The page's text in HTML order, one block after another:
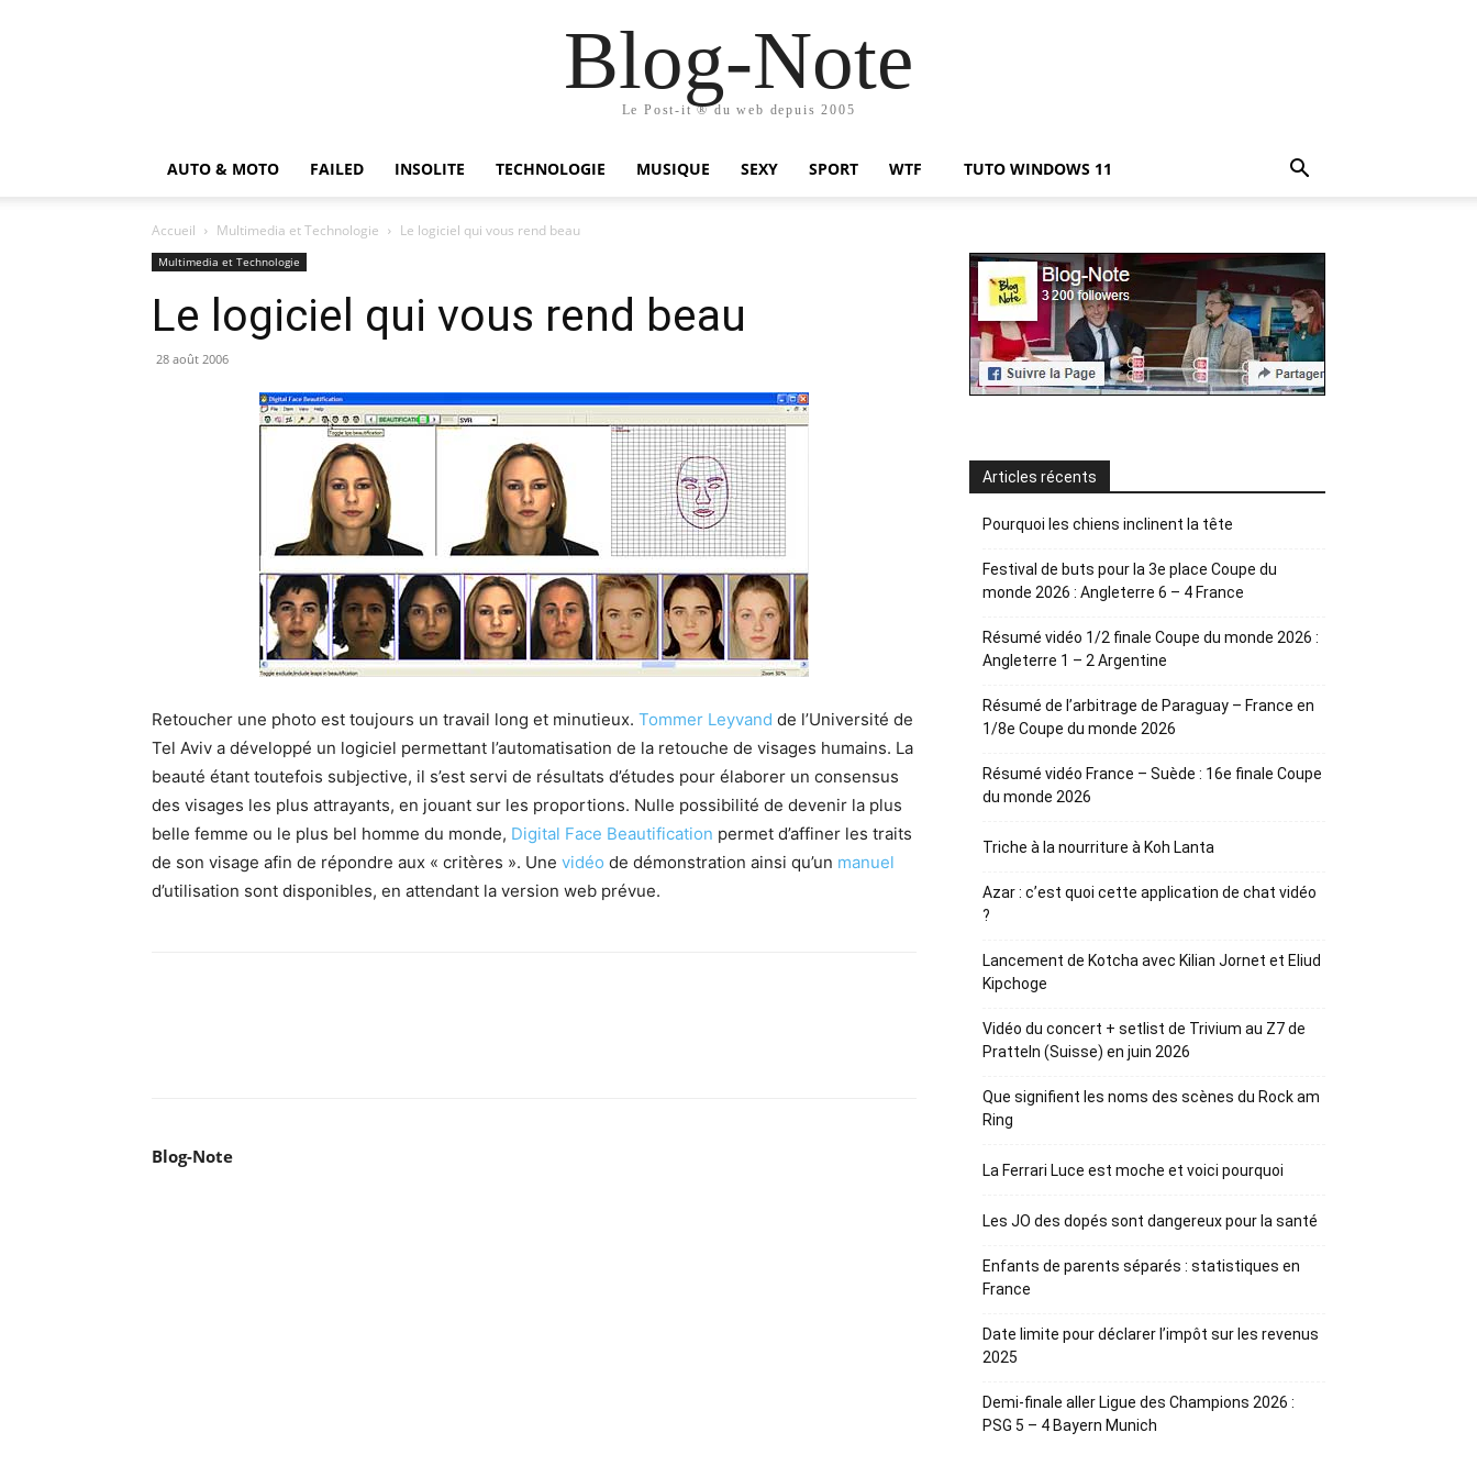
Blog-Note
Le Post-it ® du web depuis 2005
AUTO & MOTO FAILED INSOLITE TECHNOLOGIE MUSIQUE SEXY SPORT WTF TUTO WINDOWS 11
Accueil Multimedia et Technologie Le logiciel qui vous rend beau
Multimedia et Technologie
Le logiciel qui vous rend beau
28 août 2006
Retoucher une photo est toujours un travail long et minutieux. Tommer Leyvand de l’Université de
Tel Aviv a développé un logiciel permettant l’automatisation de la retouche de visages humains. La
beauté étant toutefois subjective, il s’est servi de résultats d’études pour élaborer un consensus
des visages les plus attrayants, en jouant sur les proportions. Nulle possibilité de devenir la plus
belle femme ou le plus bel homme du monde, Digital Face Beautification permet d’affiner les traits
de son visage afin de répondre aux « critères ». Une vidéo de démonstration ainsi qu’un manuel
d’utilisation sont disponibles, en attendant la version web prévue.
Blog-Note
Articles récents
Pourquoi les chiens inclinent la tête
Festival de buts pour la 3e place Coupe du
monde 2026 : Angleterre 6 – 4 France
Résumé vidéo 1/2 finale Coupe du monde 2026 :
Angleterre 1 – 2 Argentine
Résumé de l’arbitrage de Paraguay – France en
1/8e Coupe du monde 2026
Résumé vidéo France – Suède : 16e finale Coupe
du monde 2026
Triche à la nourriture à Koh Lanta
Azar : c’est quoi cette application de chat vidéo
?
Lancement de Kotcha avec Kilian Jornet et Eliud
Kipchoge
Vidéo du concert + setlist de Trivium au Z7 de
Pratteln (Suisse) en juin 2026
Que signifient les noms des scènes du Rock am
Ring
La Ferrari Luce est moche et voici pourquoi
Les JO des dopés sont dangereux pour la santé
Enfants de parents séparés : statistiques en
France
Date limite pour déclarer l’impôt sur les revenus
2025
Demi-finale aller Ligue des Champions 2026 :
PSG 5 – 4 Bayern Munich